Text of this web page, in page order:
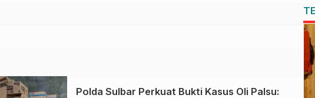
Polda Sulbar Perkuat Bukti Kasus Oli Palsu: